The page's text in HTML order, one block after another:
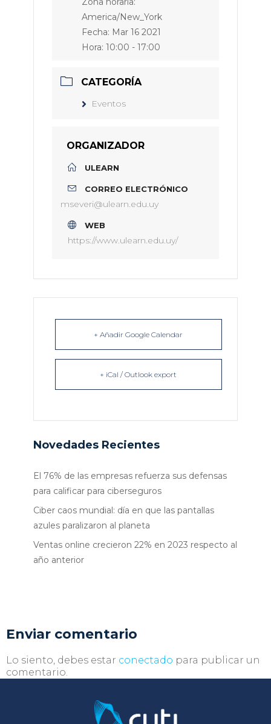
America/New_York
Fecha: Mar 16 2021
Hora: 10:00 - 17:00
CATEGORÍA
Eventos
ORGANIZADOR
ULEARN
CORREO ELECTRÓNICO
mseveri@ulearn.edu.uy
WEB
https://www.ulearn.edu.uy/
+ Añadir Google Calendar
+ iCal / Outlook export
Novedades Recientes
El 76% de las empresas refuerza sus defensas
para calificar para ciberseguros
Ciber caos mundial: día en que las pantallas
azules paralizaron al planeta
Ventas online crecieron 22% en 2023 respecto al
año anterior
Enviar comentario
Lo siento, debes estar conectado para publicar un
comentario.